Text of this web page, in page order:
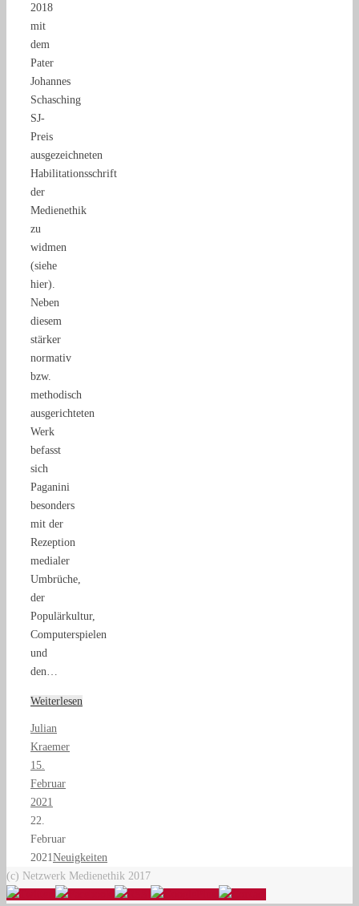
2018
mit
dem
Pater
Johannes
Schasching
SJ-
Preis
ausgezeichneten
Habilitationsschrift
der
Medienethik
zu
widmen
(siehe
hier).
Neben
diesem
stärker
normativ
bzw.
methodisch
ausgerichteten
Werk
befasst
sich
Paganini
besonders
mit der
Rezeption
medialer
Umbrüche,
der
Populärkultur,
Computerspielen
und
den…
Weiterlesen
Julian
Kraemer
15.
Februar
2021
22.
Februar
2021 Neuigkeiten
(c) Netzwerk Medienethik 2017